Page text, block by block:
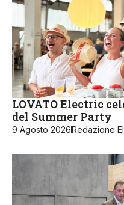
LOVATO Electric
del Summer Party
9 Agosto 2026Redazione